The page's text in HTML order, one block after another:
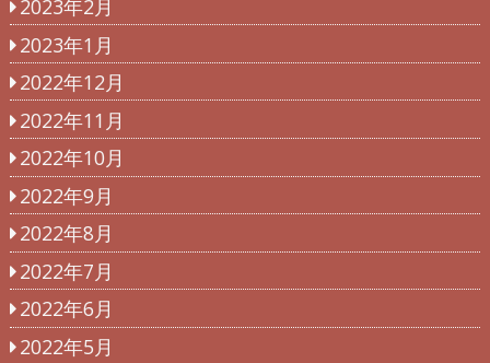
2023年2月
2023年1月
2022年12月
2022年11月
2022年10月
2022年9月
2022年8月
2022年7月
2022年6月
2022年5月